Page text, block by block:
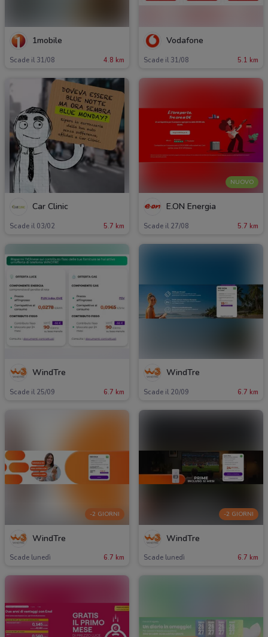
1mobile
Scade il 31/08 4.8 km
Vodafone
Scade il 31/08 5.1 km
Car Clinic
Scade il 03/02 5.7 km
NUOVO
E.ON Energia
Scade il 27/08 5.7 km
WindTre
Scade il 25/09 6.7 km
WindTre
Scade il 20/09 6.7 km
-2 GIORNI
WindTre
Scade lunedì 6.7 km
-2 GIORNI
WindTre
Scade lunedì 6.7 km